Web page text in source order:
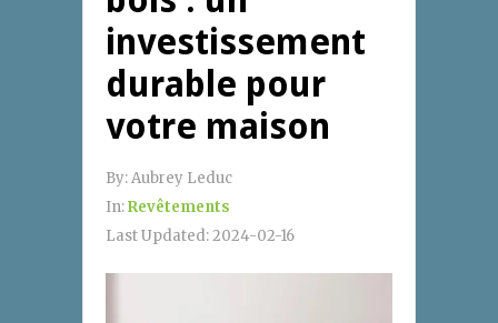
investissement
durable pour
votre maison
By:Aubrey Leduc
In:Revêtements
Last Updated:2024-02-16